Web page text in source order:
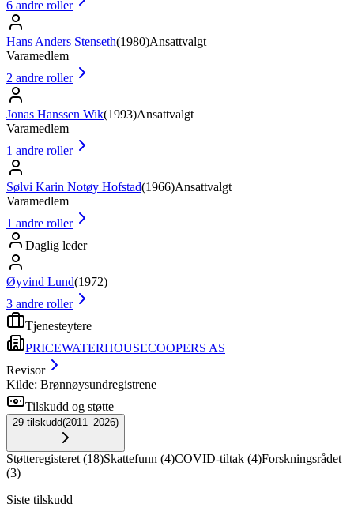
6 andre roller
Hans Anders Stenseth(1980)Ansattvalgt
Varamedlem
2 andre roller
Jonas Hanssen Wik(1993)Ansattvalgt
Varamedlem
1 andre roller
Sølvi Karin Notøy Hofstad(1966)Ansattvalgt
Varamedlem
1 andre roller
Daglig leder
Øyvind Lund(1972)
3 andre roller
Tjenesteytere
PRICEWATERHOUSECOOPERS AS
Revisor
Kilde: Brønnøysundregistrene
Tilskudd og støtte
29 tilskudd(2011–2026)
Støtteregisteret(18)Skattefunn (4)COVID-tiltak (4)Forskningsrådet
(3)
Siste tilskudd